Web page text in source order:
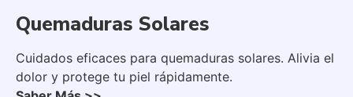
Quemaduras Solares
Cuidados eficaces para quemaduras solares. Alivia el
dolor y protege tu piel rápidamente.